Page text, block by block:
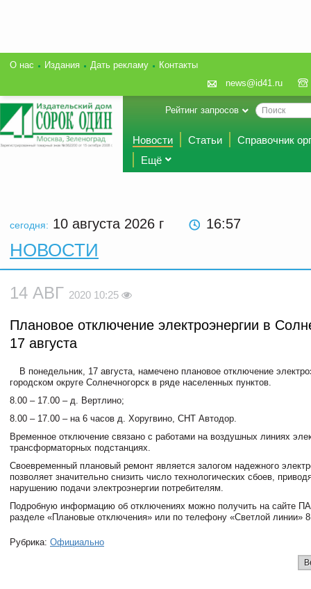
О нас Издания Дать рекламу
Контакты
news@id41.ru
Рейтинг запросов
Новости Статьи
Справочник
Ещё
сегодня: 10 августа 2026 г 16:57
НОВОСТИ
14 АВГ 2020 10:25
Плановое отключение электроэнергии в
17 августа
В понедельник, 17 августа, намечено плановое отключение
городском округе Солнечногорск в ряде населенных пунктов.
8.00 – 17.00 – д. Вертлино;
8.00 – 17.00 – на 6 часов д. Хоругвино, СНТ Автодор.
Временное отключение связано с работами на воздушных линиях
трансформаторных подстанциях.
Своевременный плановый ремонт является залогом надежного
позволяет значительно снизить число технологических сбоев,
нарушению подачи электроэнергии потребителям.
Подробную информацию об отключениях можно получить на сайте
разделе «Плановые отключения» или по телефону «Светлой линии»
Рубрика: Официально